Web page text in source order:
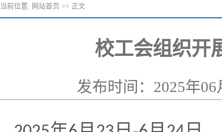
当前位置: 网站首页 >> 正文
校工会组织开
发布时间：2025年